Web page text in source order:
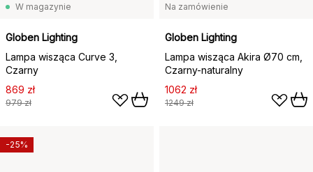
W magazynie
Globen Lighting
Lampa wisząca Curve 3,
Czarny
869 zł
979 zł
Na zamówienie
Globen Lighting
Lampa wisząca Akira Ø70 cm,
Czarny-naturalny
1062 zł
1249 zł
-25%